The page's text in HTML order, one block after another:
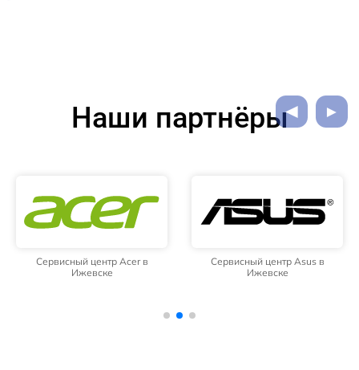
Наши партнёры
Сервисный центр Acer в
Ижевске
Сервисный центр Asus в
Ижевске